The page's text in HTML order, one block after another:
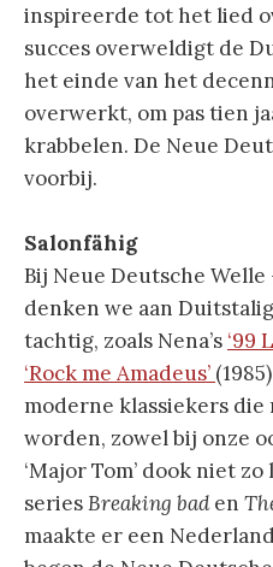
inspireerde tot het lied
succes overweldigt de
het einde van het
overwerkt, om pas tien
krabbelen. De Neue
voorbij.
Salonfähig
Bij Neue Deutsche Welle
denken we aan
tachtig, zoals Nena’s ‘99
‘Rock me Amadeus’
moderne klassiekers
worden, zowel bij onze
‘Major Tom’ dook niet
seriesBreaking baden
maakte er een